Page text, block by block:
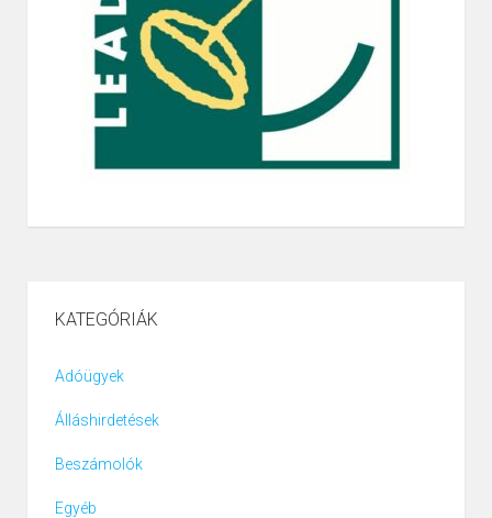
KATEGÓRIÁK
Adóügyek
Álláshirdetések
Beszámolók
Egyéb